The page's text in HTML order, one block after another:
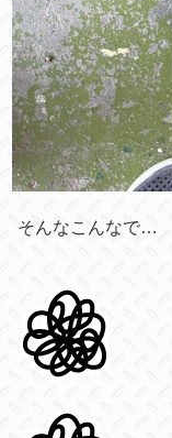
そんなこんなで…